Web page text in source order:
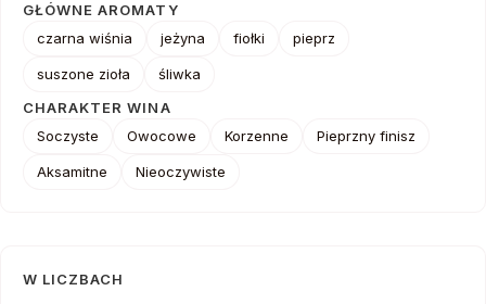
W LICZBACH
GŁÓWNE AROMATY
czarna wiśnia
jeżyna fiołki pieprz
suszone zioła
śliwka
CHARAKTER WINA
Soczyste
Owocowe Korzenne Pieprzny finisz
Aksamitne Nieoczywiste